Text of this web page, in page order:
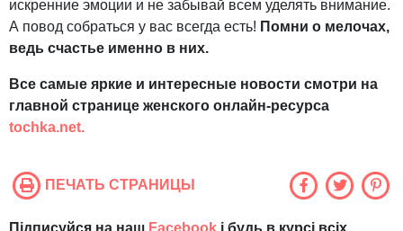
искренние эмоции и не забывай всем уделять внимание.
А повод собраться у вас всегда есть! Помни о мелочах,
ведь счастье именно в них.
Все самые яркие и интересные новости смотри на
главной странице женского онлайн-ресурса
tochka.net.
ПЕЧАТЬ СТРАНИЦЫ
Підписуйся на наш Facebook і будь в курсі всіх